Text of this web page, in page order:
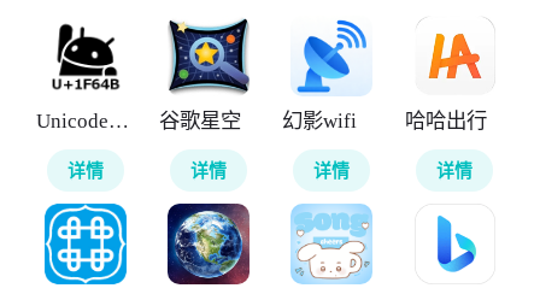
UnicodePad
详情
谷歌星空
详情
幻影wifi
详情
哈哈出行
详情